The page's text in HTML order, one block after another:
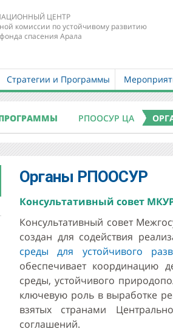
ЦЕНТР
комиссии по устойчивому развитию
спасения Арала
Стратегии и Программы
РПООСУР ЦА
Органы РПООСУР
Консультативный совет
Консультативный совет
создан для содействия
среды для устойчивого
обеспечивает координацию
среды, устойчивого
ключевую роль в выработке
взятых странами
соглашений.